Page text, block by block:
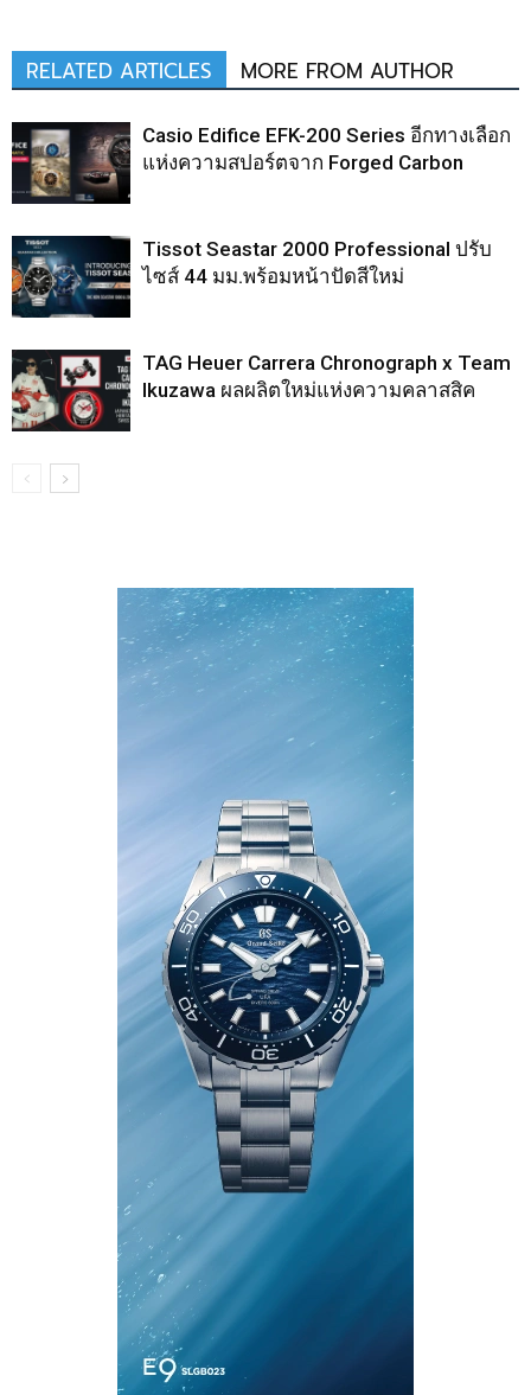
RELATED ARTICLES MORE FROM AUTHOR
Casio Edifice EFK-200 Series อีกทางเลือก
แห่งความสปอร์ตจาก Forged Carbon
Tissot Seastar 2000 Professional ปรับ
ไซส์ 44 มม.พร้อมหน้าปัดสีใหม่
TAG Heuer Carrera Chronograph x Team
Ikuzawa ผลผลิตใหม่แห่งความคลาสสิค